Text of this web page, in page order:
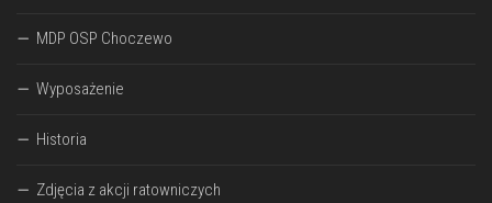
MDP OSP Choczewo
Wyposażenie
Historia
Zdjęcia z akcji ratowniczych